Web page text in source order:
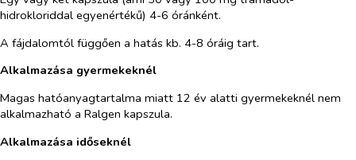
hidrokloriddal egyenértékű) 4-6 óránként.
A fájdalomtól függően a hatás kb. 4-8 óráig tart.
Alkalmazása gyermekeknél
Magas hatóanyagtartalma miatt 12 év alatti gyermekeknél nem
alkalmazható a Ralgen kapszula.
Alkalmazása időseknél